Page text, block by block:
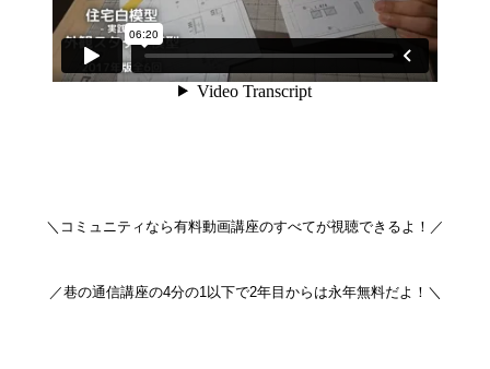
＼コミュニティなら有料動画講座のすべてが視聴できるよ！／
／巷の通信講座の4分の1以下で2年目からは永年無料だよ！＼